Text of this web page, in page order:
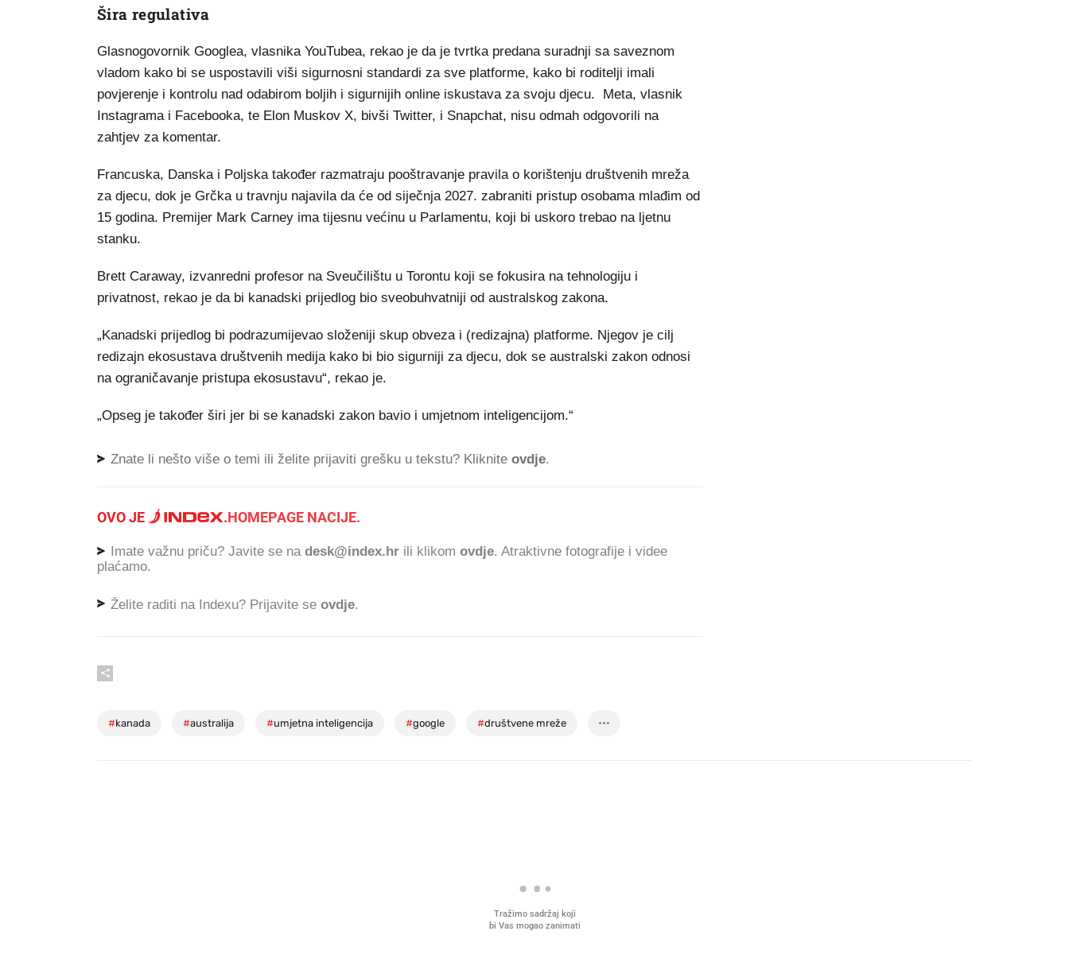
Šira regulativa
Glasnogovornik Googlea, vlasnika YouTubea, rekao je da je tvrtka predana suradnji sa saveznom
vladom kako bi se uspostavili viši sigurnosni standardi za sve platforme, kako bi roditelji imali
povjerenje i kontrolu nad odabirom boljih i sigurnijih online iskustava za svoju djecu. Meta, vlasnik
Instagrama i Facebooka, te Elon Muskov X, bivši Twitter, i Snapchat, nisu odmah odgovorili na
zahtjev za komentar.
Francuska, Danska i Poljska također razmatraju pooštravanje pravila o korištenju društvenih mreža
za djecu, dok je Grčka u travnju najavila da će od siječnja 2027. zabraniti pristup osobama mlađim od
15 godina. Premijer Mark Carney ima tijesnu većinu u Parlamentu, koji bi uskoro trebao na ljetnu
stanku.
Brett Caraway, izvanredni profesor na Sveučilištu u Torontu koji se fokusira na tehnologiju i
privatnost, rekao je da bi kanadski prijedlog bio sveobuhvatniji od australskog zakona.
„Kanadski prijedlog bi podrazumijevao složeniji skup obveza i (redizajna) platforme. Njegov je cilj
redizajn ekosustava društvenih medija kako bi bio sigurniji za djecu, dok se australski zakon odnosi
na ograničavanje pristupa ekosustavu“, rekao je.
„Opseg je također širi jer bi se kanadski zakon bavio i umjetnom inteligencijom.“
Znate li nešto više o temi ili želite prijaviti grešku u tekstu? Kliknite ovdje.
OVO JE .HOMEPAGE NACIJE.
Imate važnu priču? Javite se na desk@index.hr ili klikom ovdje. Atraktivne fotografije i videe
plaćamo.
Želite raditi na Indexu? Prijavite se ovdje.
#kanada #australija #umjetna inteligencija #google #društvene mreže
Tražimo sadržaj koji
bi Vas mogao zanimati